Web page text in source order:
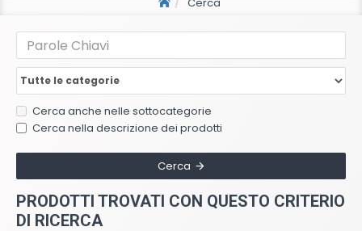
Cerca anche nelle sottocategorie
Cerca nella descrizione dei prodotti
Cerca
PRODOTTI TROVATI CON QUESTO CRITERIO
DI RICERCA